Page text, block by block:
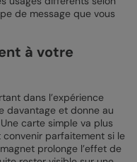
de message que vous
à votre
dans l’expérience
davantage et donne au
carte simple va plus
parfaitement si le
prolonge l’effet de